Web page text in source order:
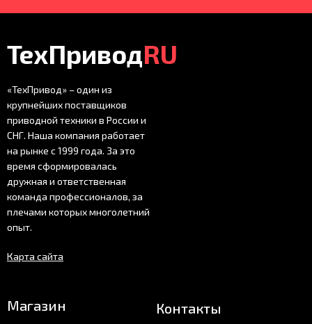
ТехПриводRU
«ТехПривод» – один из
крупнейших поставщиков
приводной техники в России и
СНГ. Наша компания работает
на рынке с 1999 года. За это
время сформировалась
дружная и ответственная
команда профессионалов, за
плечами которых многолетний
опыт.
Карта сайта
Магазин Контакты